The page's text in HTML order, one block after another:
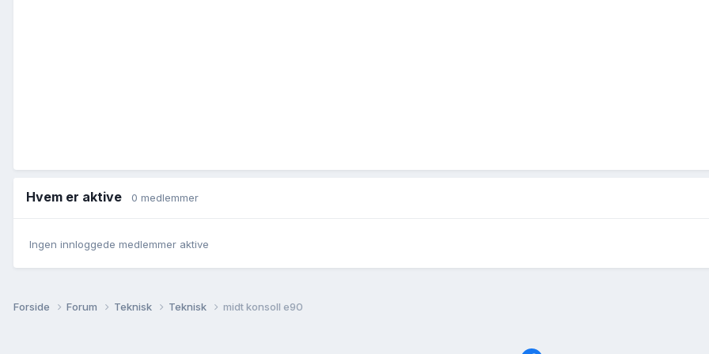
Hvem er aktive 0 medlemmer
Ingen innloggede medlemmer aktive
Forside Forum Teknisk Teknisk midt konsoll e90